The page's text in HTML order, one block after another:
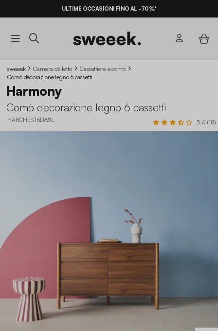
ULTIME OCCASIONI FINO AL -70%*
sweeek Camera da letto
Cassettiere e comò
Comò decorazione legno 6 cassetti
Harmony
Comò decorazione legno 6 cassetti
IHARCHEST6DWAL 3.4 (18)